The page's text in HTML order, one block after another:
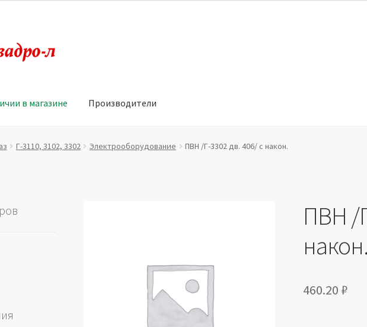
в магазине Производители
аккаунтПолитика в отношении обработки персональных данных
Г-3110, 3102, 3302 Электрооборудование ПВН /Г-3302 дв. 406/ с након.
ПВН /
након.
460.20 ₽